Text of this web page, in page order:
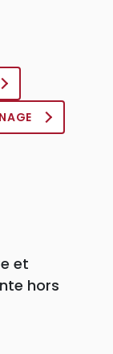
et
hors